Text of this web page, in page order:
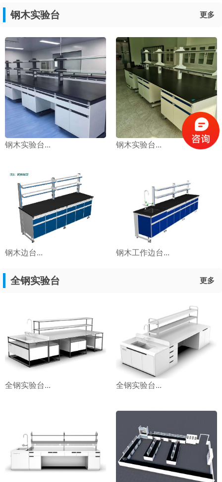
钢木实验台 更多
钢木实验台... 钢木实验台...
钢木边台... 钢木工作边台...
全钢实验台 更多
全钢实验台... 全钢实验台...